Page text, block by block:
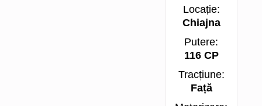
Locație:
Chiajna
Putere:
116 CP
Tracțiune:
Față